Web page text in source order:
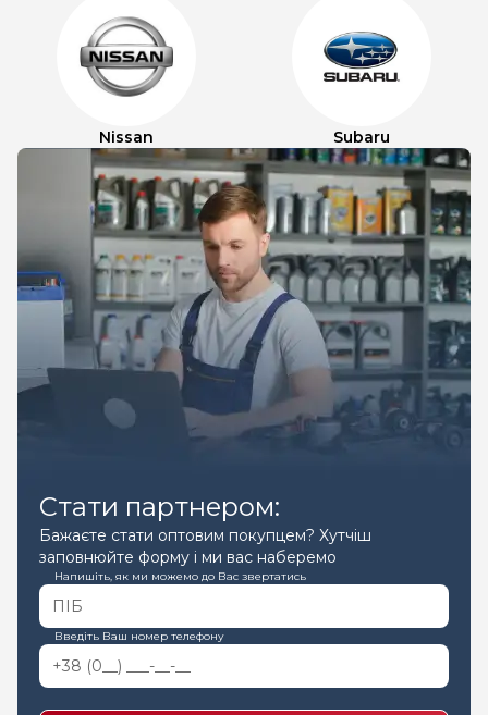
Nissan Subaru
Стати партнером:
Бажаєте стати оптовим покупцем? Хутчіш
заповнюйте форму і ми вас наберемо
Напишіть, як ми можемо до Вас звертатись
Введіть Ваш номер телефону